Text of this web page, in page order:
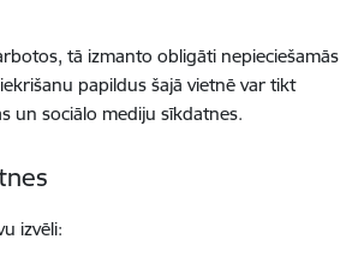
tā izmanto obligāti nepieciešamās
papildus šajā vietnē var tikt
un sociālo mediju sīkdatnes.
izvēli: